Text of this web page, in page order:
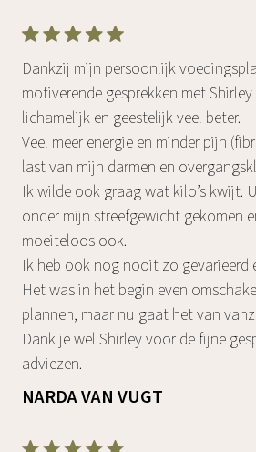
Dankzij mijn persoonlijk
motiverende gesprekken met
lichamelijk en geestelijk veel beter.
Veel meer energie en minder pijn
last van mijn darmen en
Ik wilde ook graag wat kilo’s kwijt.
onder mijn streefgewicht gekomen
moeiteloos ook.
Ik heb ook nog nooit zo gevarieerd
Het was in het begin even
plannen, maar nu gaat het van
Dank je wel Shirley voor de fijne
adviezen.
NARDA VAN VUGT